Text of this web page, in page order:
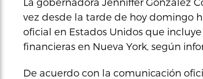
vez desde la tarde de hoy domingo
oficial en Estados Unidos que
financieras en Nueva York, según
De acuerdo con la comunicación